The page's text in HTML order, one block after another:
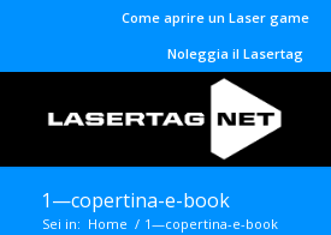
Come aprire un Laser game
Noleggia il Lasertag
1—copertina-e-book
Sei in: Home / 1—copertina-e-book